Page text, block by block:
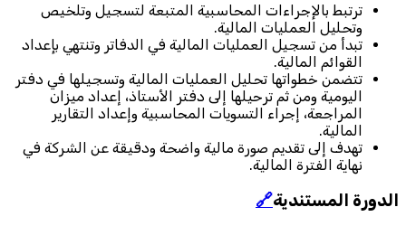
ترتبط بالإجراءات المحاسبية المتبعة لتسجيل وتلخيص
وتحليل العمليات المالية.
تبدأ من تسجيل العمليات المالية في الدفاتر وتنتهي بإعداد
القوائم المالية.
تتضمن خطواتها تحليل العمليات المالية وتسجيلها في دفتر
اليومية ومن ثم ترحيلها إلى دفتر الأستاذ، إعداد ميزان
المراجعة، إجراء التسويات المحاسبية وإعداد التقارير
المالية.
تهدف إلى تقديم صورة مالية واضحة ودقيقة عن الشركة في
نهاية الفترة المالية.
الدورة المستندية🔗